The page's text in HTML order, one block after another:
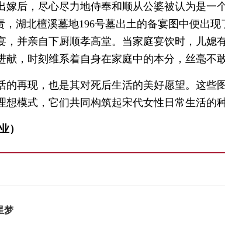
后，尽心尽力地侍奉和顺从公婆被认为是一
湖北檀溪墓地196号墓出土的备宴图中便出现
，并亲自下厨顺孝高堂。当家庭宴饮时，儿媳
，时刻维系着自身在家庭中的本分，丝毫不敢
的再现，也是其对死后生活的美好愿望。这些
模式，它们共同构筑起宋代女性日常生活的种
）
梦